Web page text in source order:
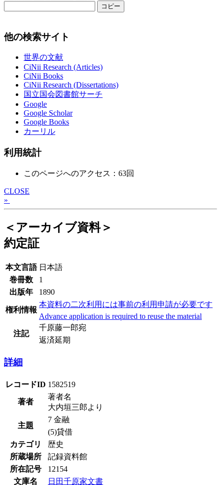
コピー
他の検索サイト
世界の文献
CiNii Research (Articles)
CiNii Books
CiNii Research (Dissertations)
国立国会図書館サーチ
Google
Google Scholar
Google Books
カーリル
利用統計
このページへのアクセス：63回
CLOSE
»
＜アーカイブ資料＞
約定証
本文言語 日本語
巻冊数
1
出版年
1890
権利情報
本資料の二次利用には事前の利用申請が必要です
Advance application is required to reuse the material
注記
千原藤一郎宛
返済延期
詳細
レコードID 1582519
著者
著者名
大内垣三郎より
主題
7 金融
(5)貸借
カテゴリ
歴史
所蔵場所
記録資料館
所在記号
12154
文庫名
日田千原家文書